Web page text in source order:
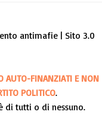
antimafie | Sito 3.0
AUTO-FINANZIATI E NON
POLITICO.
di tutti o di nessuno.